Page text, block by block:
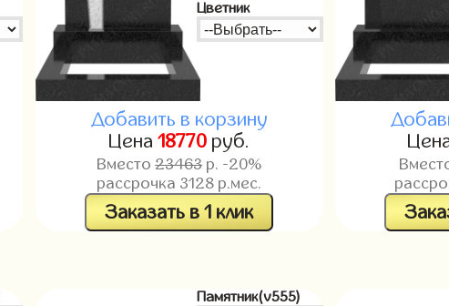
Цветник
Добавить в корзину
Цена18770 руб.
Вместо23463 р. -20%
рассрочка 3128 р.мес.
Заказать в 1 клик
Памятник(v555)